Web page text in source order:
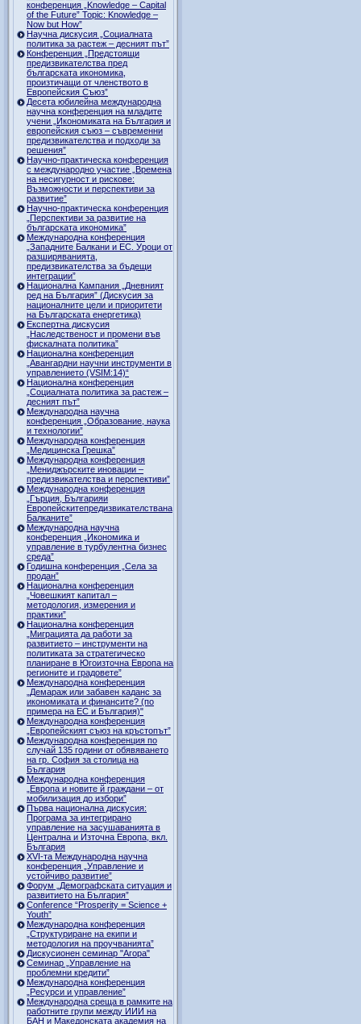
конференция „Knowledge – Capital
of the Future” Topic: Knowledge –
Now but How”
Научна дискусия „Социалната
политика за растеж – десният път”
Конференция „Предстоящи
предизвикателства пред
българската икономика,
произтичащи от членството в
Европейския Съюз”
Десета юбилейна международна
научна конференция на младите
учени „Икономиката на България и
европейския съюз – съвременни
предизвикателства и подходи за
решения”
Научно-практическа конференция
с международно участие „Времена
на несигурност и рискове:
Възможности и перспективи за
развитие”
Научно-практическа конференция
„Перспективи за развитие на
българската икономика”
Международна конференция
„Западните Балкани и ЕС. Уроци от
разширяванията,
предизвикателства за бъдещи
интеграции”
Национална Кампания „Дневният
ред на България” (Дискусия за
националните цели и приоритети
на Българската енергетика)
Експертна дискусия
„Наследственост и промени във
фискалната политика”
Национална конференция
„Авангардни научни инструменти в
управлението (VSIM:14)“
Национална конференция
„Социалната политика за растеж –
десният път”
Международна научна
конференция „Образование, наука
и технологии”
Международна конференция
„Медицинска Грешка”
Международна конференция
„Мениджърските иновации –
предизвикателства и перспективи”
Международна конференция
„Гърция, Българияи
Европейскитепредизвикателствана
Балканите”
Международна научна
конференция „Икономика и
управление в турбулентна бизнес
среда”
Годишна конференция „Селa за
продан”
Национална конференция
„Човешкият капитал –
методология, измерения и
практики”
Национална конференция
„Миграцията да работи за
развитието – инструменти на
политиката за стратегическо
планиране в Югоизточна Европа на
регионите и градовете”
Международна конференция
„Демараж или забавен каданс за
икономиката и финансите? (по
примера на ЕС и България)"
Международна конференция
„Европейският съюз на кръстопът”
Международна конференция по
случай 135 години от обявяването
на гр. София за столица на
България
Международна конференция
„Европа и новите й граждани – от
мобилизация до избори”
Първа национална дискусия:
Програма за интегрирано
управление на засушаванията в
Централна и Източна Европа, вкл.
България
ХVI-та Международна научна
конференция „Управление и
устойчиво развитие”
Форум „Демографската ситуация и
развитието на България”
Conference “Prosperity = Science +
Youth”
Международна конференция
„Структуриране на екипи и
методология на проучванията”
Дискусионен семинар "Агора"
Семинар „Управление на
проблемни кредити”
Международна конференция
„Ресурси и управление”
Международна среща в рамките на
работните групи между ИИИ на
БАН и Македонската академия на